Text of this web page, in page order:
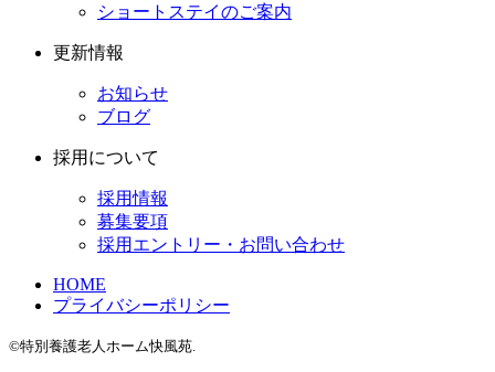
ショートステイのご案内
更新情報
お知らせ
ブログ
採用について
採用情報
募集要項
採用エントリー・お問い合わせ
HOME
プライバシーポリシー
©特別養護老人ホーム快風苑.